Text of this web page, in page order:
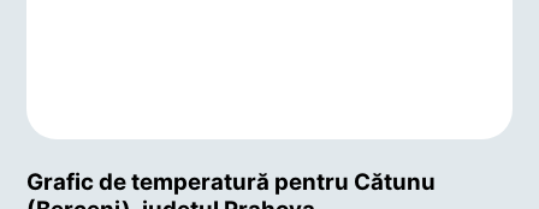
Grafic de temperatură pentru Cătunu